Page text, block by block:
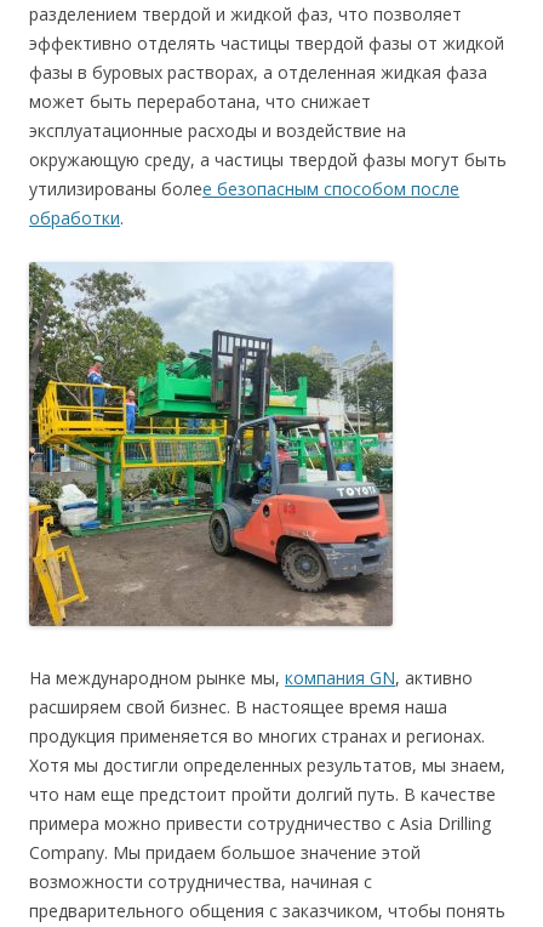
разделением твердой и жидкой фаз, что позволяет
эффективно отделять частицы твердой фазы от жидкой
фазы в буровых растворах, а отделенная жидкая фаза
может быть переработана, что снижает
эксплуатационные расходы и воздействие на
окружающую среду, а частицы твердой фазы могут быть
утилизированы более безопасным способом после
обработки.
На международном рынке мы, компания GN, активно
расширяем свой бизнес. В настоящее время наша
продукция применяется во многих странах и регионах.
Хотя мы достигли определенных результатов, мы знаем,
что нам еще предстоит пройти долгий путь. В качестве
примера можно привести сотрудничество с Asia Drilling
Company. Мы придаем большое значение этой
возможности сотрудничества, начиная с
предварительного общения с заказчиком, чтобы понять